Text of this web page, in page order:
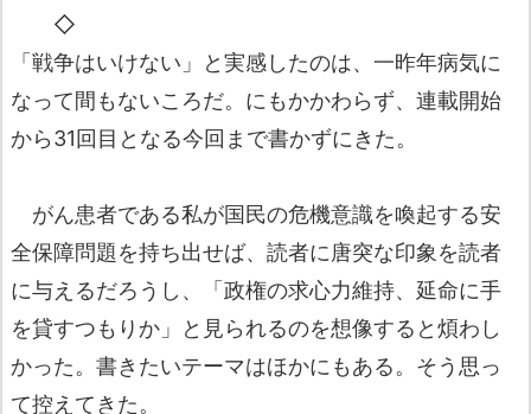
◇
「戦争はいけない」と実感したのは、一昨年病気に
なって間もないころだ。にもかかわらず、連載開始
から31回目となる今回まで書かずにきた。
がん患者である私が国民の危機意識を喚起する安
全保障問題を持ち出せば、読者に唐突な印象を読者
に与えるだろうし、「政権の求心力維持、延命に手
を貸すつもりか」と見られるのを想像すると煩わし
かった。書きたいテーマはほかにもある。そう思っ
て控えてきた。